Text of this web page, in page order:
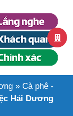
» Cà phê -
Hải Dương